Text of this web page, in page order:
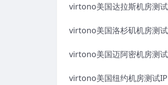
virtono美国达拉斯机房测
virtono美国洛杉矶机房测
virtono美国迈阿密机房测
virtono美国纽约机房测试